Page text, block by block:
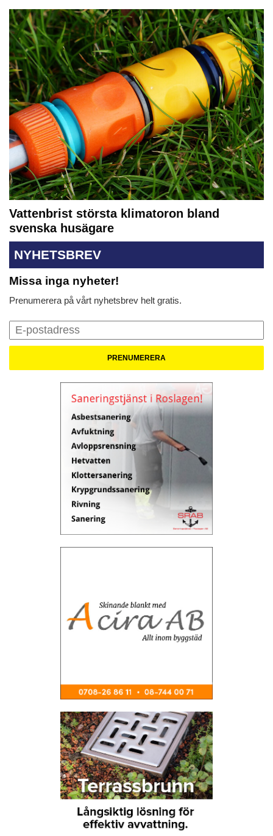
Vattenbrist största klimatoron bland
svenska husägare
NYHETSBREV
Missa inga nyheter!
Prenumerera på vårt nyhetsbrev helt gratis.